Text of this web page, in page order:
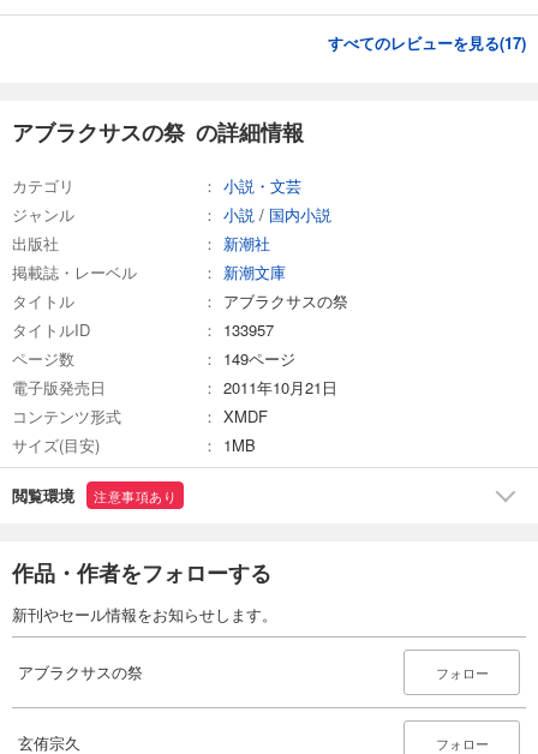
すべてのレビューを見る(17)
アブラクサスの祭 の詳細情報
カテゴリ
小説・文芸
ジャンル
小説 / 国内小説
出版社
新潮社
掲載誌・レーベル
新潮文庫
タイトル
アブラクサスの祭
タイトルID
133957
ページ数
149ページ
電子版発売日
2011年10月21日
コンテンツ形式
XMDF
サイズ(目安)
1MB
閲覧環境 注意事項あり
作品・作者をフォローする
新刊やセール情報をお知らせします。
アブラクサスの祭 フォロー
玄侑宗久 フォロー